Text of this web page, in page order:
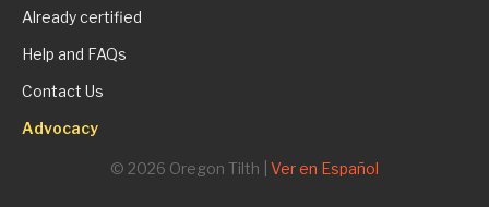
Already certified
Help and FAQs
Contact Us
Advocacy
© 2026 Oregon Tilth | Ver en Español